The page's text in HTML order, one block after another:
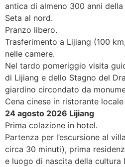
antica di almeno 300 anni
Seta al nord.
Pranzo libero.
Trasferimento a Lijiang (100
nelle camere.
Nel tardo pomeriggio visita
di Lijiang e dello Stagno del
giardino circondato da
Cena cinese in ristorante
24 agosto 2026 Lijiang
Prima colazione in hotel.
Partenza per l’escursione al
circa 30 minuti), prima
e luogo di nascita della cultura